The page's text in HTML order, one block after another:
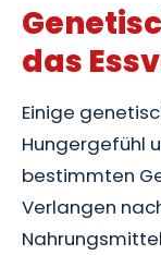
das
Einige
Hungergefühl
bestimmten
Verlangen